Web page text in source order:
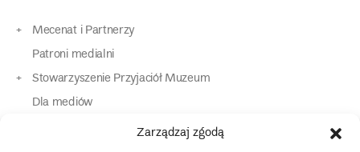
Zarządzaj zgodą
Mecenat i Partnerzy
Patroni medialni
Stowarzyszenie Przyjaciół Muzeum
Dla mediów
Dla osób o specjalnych potrzebach